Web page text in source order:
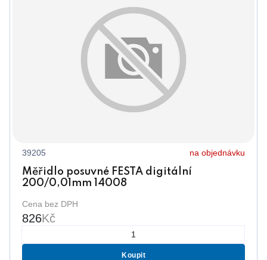
39205 na objednávku
Měřidlo posuvné FESTA digitální
200/0,01mm 14008
Cena bez DPH
826Kč
Koupit